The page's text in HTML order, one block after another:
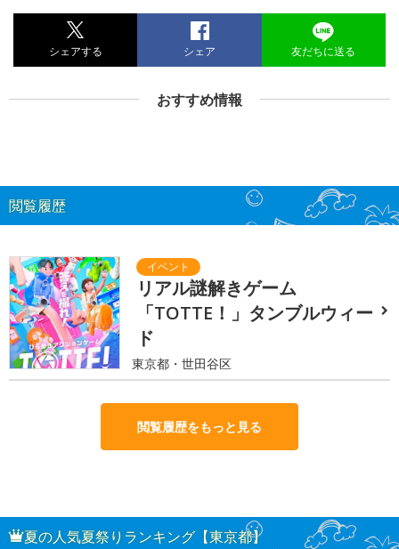
シェアする シェア 友だちに送る
おすすめ情報
閲覧履歴
リアル謎解きゲーム
「TOTTE！」タンブルウィー
ド
東京都・世田谷区
閲覧履歴をもっと見る
夏の人気夏祭りランキング【東京都】